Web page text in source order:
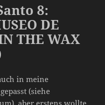
8:
DE
THE WAX
in meine
(siehe
aber erstens wollte